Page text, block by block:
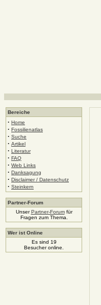
Bereiche
· Home
· Fossilienatlas
· Suche
· Artikel
· Literatur
· FAQ
· Web Links
· Danksagung
· Disclaimer / Datenschutz
· Steinkern
Partner-Forum
UnserPartner-Forumfür
Fragen zum Thema.
Wer ist Online
Es sind 19
Besucher online.